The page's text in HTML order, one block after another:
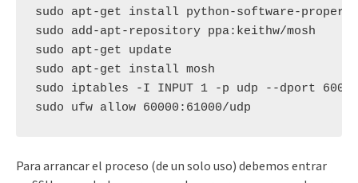
sudo apt-get install python-software-
sudo add-apt-repository ppa:keithw/mosh
sudo apt-get update
sudo apt-get install mosh
sudo iptables -I INPUT 1 -p udp --dport
sudo ufw allow 60000:61000/udp
Para arrancar el proceso (de un solo uso) debemos entrar